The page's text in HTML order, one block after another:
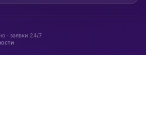
· заявки 24/7